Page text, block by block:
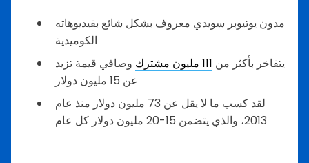
مدون يوتيوبر سويدي معروف بشكل شائع بفيديوهاته
الكوميدية
يتفاخر بأكثر من 111 مليون مشترك
وصافي قيمة تزيد
عن 15 مليون دولار
لقد كسب ما لا يقل عن 73 مليون دولار منذ عام
2013، والذي يتضمن 15-20 مليون دولار كل عام